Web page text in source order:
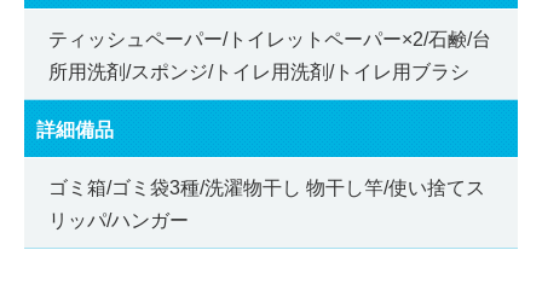
ティッシュペーパー/トイレットペーパー×2/石鹸/台
所用洗剤/スポンジ/トイレ用洗剤/トイレ用ブラシ
詳細備品
ゴミ箱/ゴミ袋3種/洗濯物干し 物干し竿/使い捨てス
リッパ/ハンガー